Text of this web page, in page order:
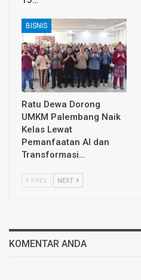
BISNIS
Ratu Dewa Dorong
UMKM Palembang Naik
Kelas Lewat
Pemanfaatan AI dan
Transformasi…
PREV NEXT
KOMENTAR ANDA